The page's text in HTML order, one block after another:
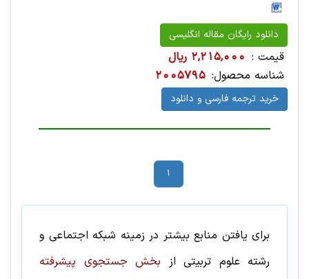
دانلود رایگان مقاله انگلیسی
قیمت : 2,215,000 ریال
شناسه محصول: 2005795
خرید ترجمه فارسی و دانلود
1
برای یافتن منابع بیشتر در زمینه شبکه اجتماعی و
رشتهعلوم تربيتی از بخش جستجوی پیشرفته